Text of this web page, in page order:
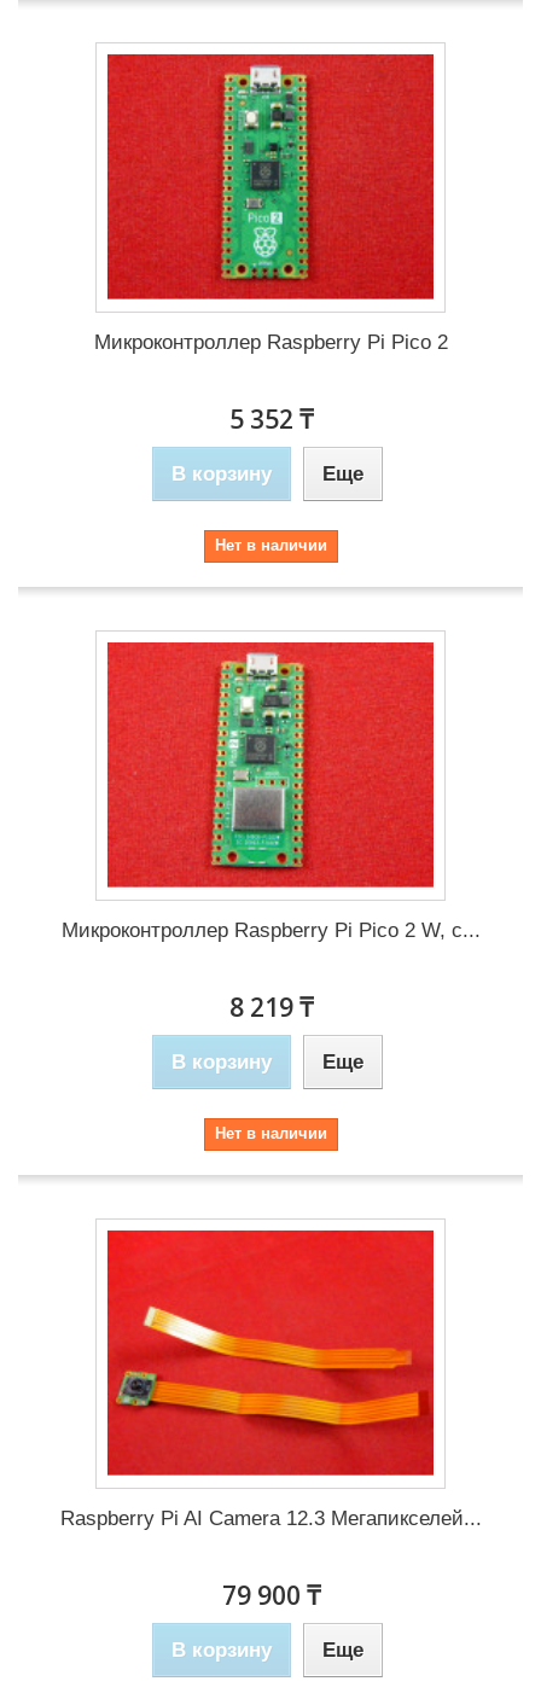
Микроконтроллер Raspberry Pi Pico 2
5 352 ₸
В корзину Еще
Нет в наличии
Микроконтроллер Raspberry Pi Pico 2 W, с...
8 219 ₸
В корзину Еще
Нет в наличии
Raspberry Pi AI Camera 12.3 Мегапикселей...
79 900 ₸
В корзину Еще